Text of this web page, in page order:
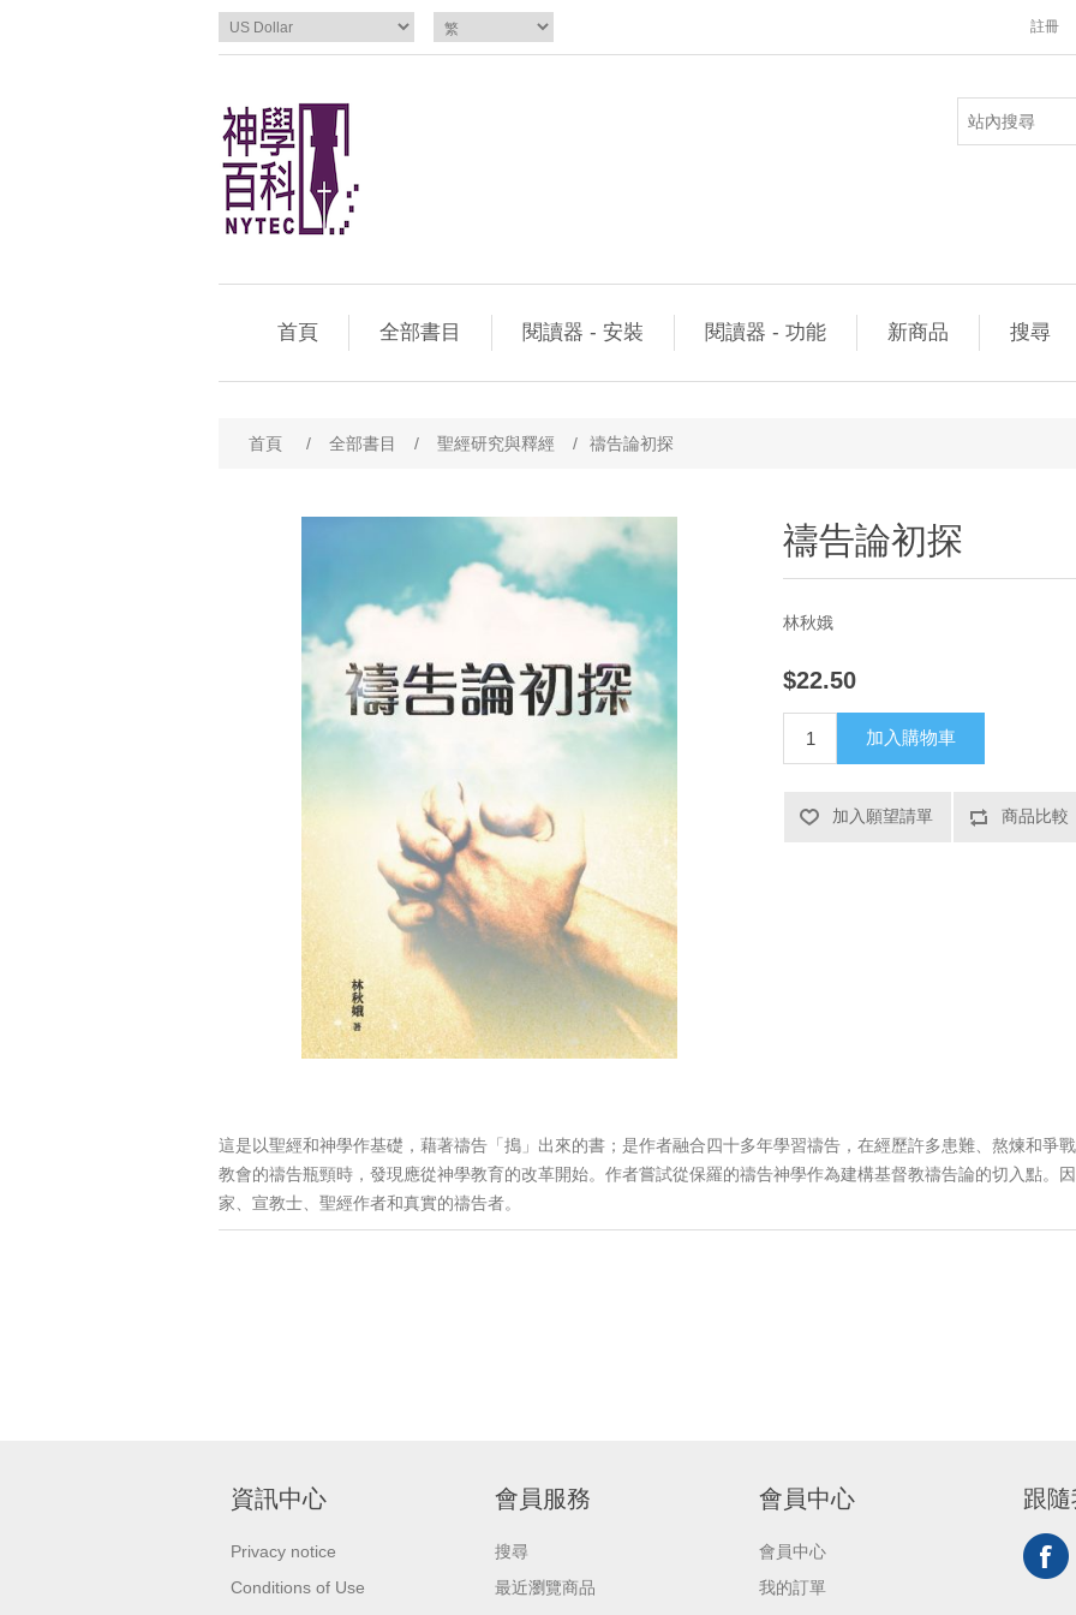
註冊
首頁 全部書目 閱讀器 - 安裝 閱讀器 - 功能 新商品 搜尋
首頁 / 全部書目 / 聖經研究與釋經 / 禱告論初探
禱告論初探
林秋娥
$22.50
加入購物車
加入願望請單 商品比較
這是以聖經和神學作基礎，藉著禱告「搗」出來的書；是作者融合四十多年學習禱告，在經歷許多患難、熬煉和爭
教會的禱告瓶頸時，發現應從神學教育的改革開始。作者嘗試從保羅的禱告神學作為建構基督教禱告論的切入點。
家、宣教士、聖經作者和真實的禱告者。
資訊中心
Privacy notice
Conditions of Use
會員服務
搜尋
最近瀏覽商品
會員中心
會員中心
我的訂單
跟隨